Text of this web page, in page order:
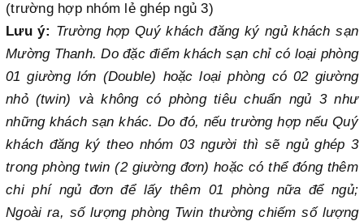
(trường hợp nhóm lẻ ghép ngủ 3)
Lưu ý: Trường hợp Quý khách đăng ký ngủ khách sạn
Mường Thanh. Do đặc điểm khách sạn chỉ có loại phòng
01 giường lớn (Double) hoặc loại phòng có 02 giường
nhỏ (twin) và không có phòng tiêu chuẩn ngủ 3 như
những khách sạn khác. Do đó, nếu trường hợp nếu Quý
khách đăng ký theo nhóm 03 người thì sẽ ngủ ghép 3
trong phòng twin (2 giường đơn) hoặc có thể đóng thêm
chi phí ngủ đơn để lấy thêm 01 phòng nữa để ngủ;
Ngoài ra, số lượng phòng Twin thường chiếm số lượng